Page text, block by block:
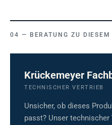
BERATUNG ZU
Krückemeyer
TECHNISCHER VERTRIEB
Unsicher, ob dieses
passt? Unser